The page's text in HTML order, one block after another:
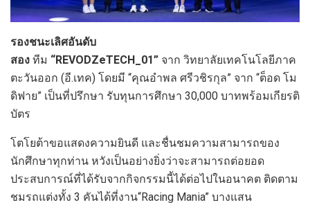
รองชนะเลิศอันดับ
สอง ทีม “REVODZeTECH_01” จาก วิทยาลัยเทคโนโลยีภาค
ตะวันออก (อี.เทค) โดยมี “คุณอำพล ศรีวชิรกุล” จาก “ต็อด โม
ดิฟาย” เป็นที่ปรึกษา รับทุนการศึกษา 30,000 บาทพร้อมเกียรติ
บัตร
โตโยต้าขอแสดงความยินดี และชื่นชมความสามารถของ
นักศึกษาทุกท่าน หวังเป็นอย่างยิ่งว่าจะสามารถต่อยอด
ประสบการณ์ที่ได้รับจากกิจกรรมนี้ได้ต่อไปในอนาคต ติดตาม
ชมรถแต่งทั้ง 3 คันได้ที่งาน“Racing Mania” บางแสน